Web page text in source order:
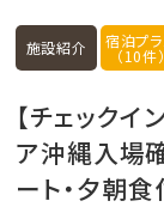
施設紹介 宿泊プ
（10件）
【チェック
ア沖縄入場
ート・夕朝